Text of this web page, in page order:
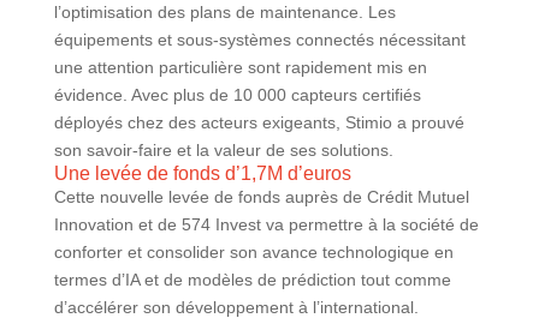
l’optimisation des plans de maintenance. Les
équipements et sous-systèmes connectés nécessitant
une attention particulière sont rapidement mis en
évidence. Avec plus de 10 000 capteurs certifiés
déployés chez des acteurs exigeants, Stimio a prouvé
son savoir-faire et la valeur de ses solutions.
Une levée de fonds d’1,7M d’euros
Cette nouvelle levée de fonds auprès de Crédit Mutuel
Innovation et de 574 Invest va permettre à la société de
conforter et consolider son avance technologique en
termes d’IA et de modèles de prédiction tout comme
d’accélérer son développement à l’international.